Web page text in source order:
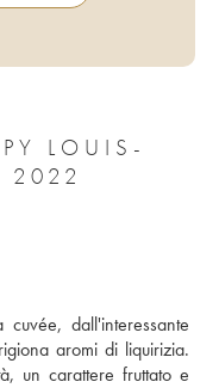
LOUIS-
2022
dall'interessante
aromi di liquirizia.
un carattere fruttato e